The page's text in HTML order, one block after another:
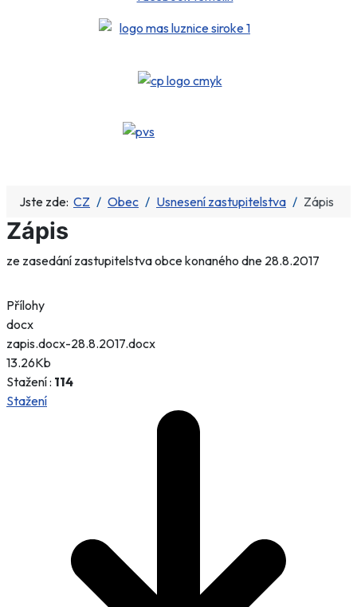
Jste zde: CZ Obec Usnesení zastupitelstva Zápis
Zápis
ze zasedání zastupitelstva obce konaného dne 28.8.2017
Přílohy
docx
zapis.docx-28.8.2017.docx
13.26Kb
Stažení : 114
Stažení